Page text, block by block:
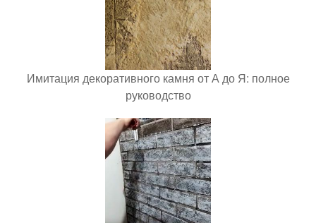
Имитация декоративного камня от А до Я: полное
руководство